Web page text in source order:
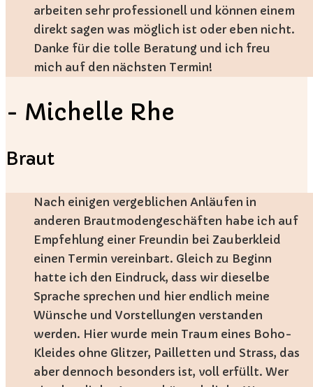
arbeiten sehr professionell und können einem
direkt sagen was möglich ist oder eben nicht.
Danke für die tolle Beratung und ich freu
mich auf den nächsten Termin!
- Michelle Rhe
Braut
Nach einigen vergeblichen Anläufen in
anderen Brautmodengeschäften habe ich auf
Empfehlung einer Freundin bei Zauberkleid
einen Termin vereinbart. Gleich zu Beginn
hatte ich den Eindruck, dass wir dieselbe
Sprache sprechen und hier endlich meine
Wünsche und Vorstellungen verstanden
werden. Hier wurde mein Traum eines Boho-
Kleides ohne Glitzer, Pailletten und Strass, das
aber dennoch besonders ist, voll erfüllt. Wer